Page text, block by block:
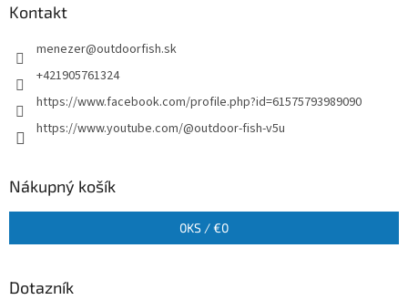
Kontakt
menezer@outdoorfish.sk
+421905761324
https://www.facebook.com/profile.php?id=61575793989090
https://www.youtube.com/@outdoor-fish-v5u
Nákupný košík
0KS /€0
Dotazník